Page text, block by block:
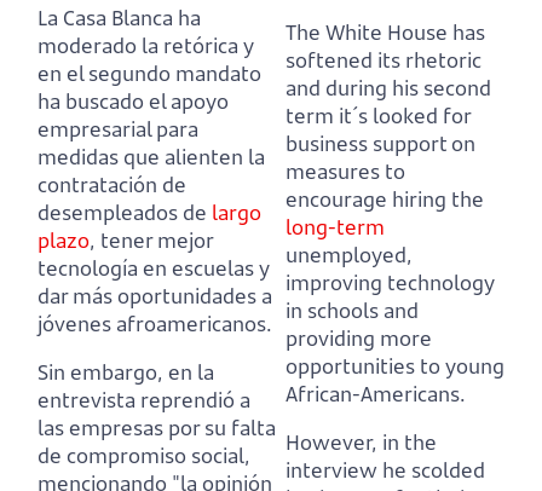
La Casa Blanca ha
moderado la retórica y
en el segundo mandato
ha buscado el apoyo
empresarial para
medidas que alienten la
contratación de
desempleados de largo
plazo, tener mejor
tecnología en escuelas y
dar más oportunidades a
jóvenes afroamericanos.
Sin embargo, en la
entrevista reprendió a
las empresas por su falta
de compromiso social,
mencionando "la opinión
The White House has
softened its rhetoric
and during his second
term it´s looked for
business supporton
measures to
encourage hiring the
long-term
unemployed,
improving technology
in schools and
providing more
opportunities to young
African-Americans.
However, in the
interview he scolded